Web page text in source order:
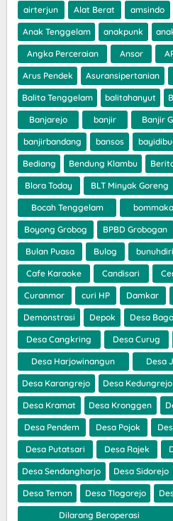
airterjun Alat Berat amsindo
Anak Tenggelam anakpunk
Angka Perceraian Ansor
Arus Pendek Asuransipertanian
Balita Tenggelam balitahanyut
Banjarejo banjir Banjir
banjirbandang bansos
Bediang Bendung Klambu
Blora Today BLT Minyak Goreng
Bocah Tenggelam
Boyong Grobog BPBD Grobogan
Bulan Puasa Bulog bunuhdiri
Cafe Karaoke Candisari
Curanmor curi HP Damkar
Demonstrasi Depok Desa Bago
Desa Cangkring Desa Curug
Desa Harjowinangun Desa
Desa Karangrejo Desa Kedungrejo
Desa Kramat Desa Kronggen
Desa Pendem Desa Pojok
Desa Putatsari Desa Rajek
Desa Sendangharjo Desa Sidorejo
Desa Temon Desa Tlogorejo
Dilarang Beroperasi